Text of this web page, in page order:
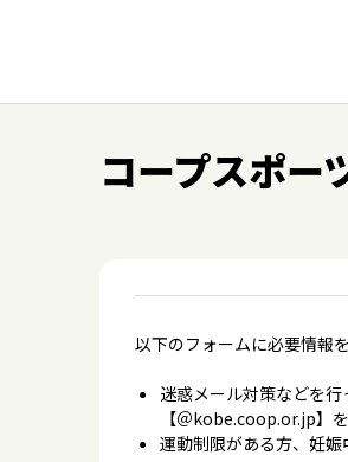
コープスポー
以下のフォームに必要情報
迷惑メール対策などを
【＠kobe.coop.or.jp】
運動制限がある方、妊娠